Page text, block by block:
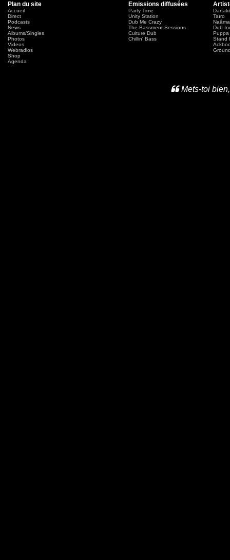
Plan du site
Accueil
Direct
Podcasts
News
Albums/Singles
Photos
Videos
Webradios
Shop
Agenda
Emissions diffusées
Party Time
Unity Station
Dub Me Crazy
The Bassment Sessions
Culture Dub
Chillin' Bass
Danakil
Taïro
Dub
Puppa
Stand
Mets-toi